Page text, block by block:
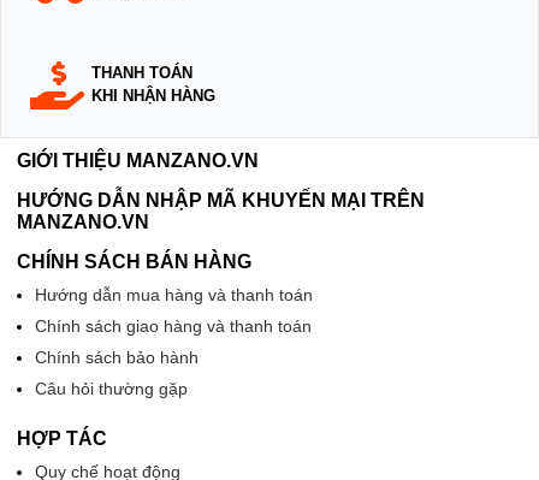
THANH TOÁN
KHI NHẬN HÀNG
GIỚI THIỆU MANZANO.VN
HƯỚNG DẪN NHẬP MÃ KHUYẾN MẠI TRÊN
MANZANO.VN
CHÍNH SÁCH BÁN HÀNG
Hướng dẫn mua hàng và thanh toán
Chính sách giao hàng và thanh toán
Chính sách bảo hành
Câu hỏi thường gặp
HỢP TÁC
Quy chế hoạt động